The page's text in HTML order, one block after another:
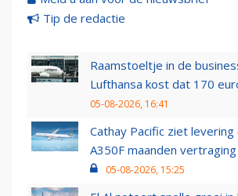
Tip de redactie
Raamstoeltje in de
Lufthansa kost dat 170
05-08-2026, 16:41
Cathay Pacific ziet
A350F maanden
05-08-2026, 15:25